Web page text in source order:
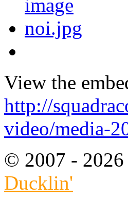
View the
http://
video/media-
© 2007 - 2026
Ducklin'